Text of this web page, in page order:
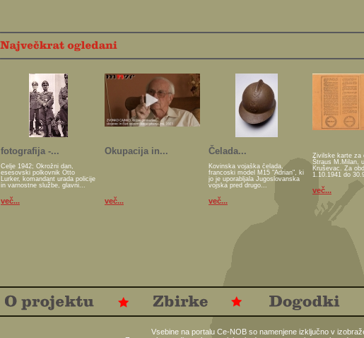
fotografija -...
Celje 1942; Okrožni dan,
esesovski polkovnik Otto
Lurker, komandant urada policije
in varnostne službe, glavni...
več...
Okupacija in...
več...
Čelada...
Kovinska vojaška čelada,
francoski model M15 "Adrian", ki
jo je uporabljala Jugoslovanska
vojska pred drugo...
več...
Živilske karte za
Štraus M.Milan,
Kruševac. Za
1.10.1941 do
več...
Vsebine na portalu Ce-NOB so namenjene izključno v